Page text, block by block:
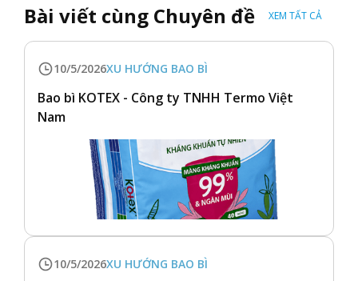
Bài viết cùng Chuyên đề XEM TẤT CẢ
10/5/2026XU HƯỚNG BAO BÌ
Bao bì KOTEX - Công ty TNHH Termo Việt
Nam
10/5/2026XU HƯỚNG BAO BÌ